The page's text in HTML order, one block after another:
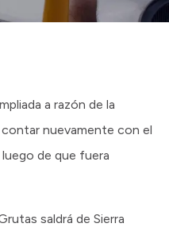
a razón de la
nuevamente con el
de que fuera
saldrá de Sierra